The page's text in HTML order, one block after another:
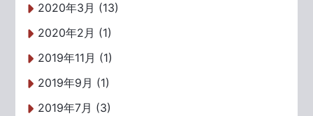
2020年3月 (13)
2020年2月 (1)
2019年11月 (1)
2019年9月 (1)
2019年7月 (3)